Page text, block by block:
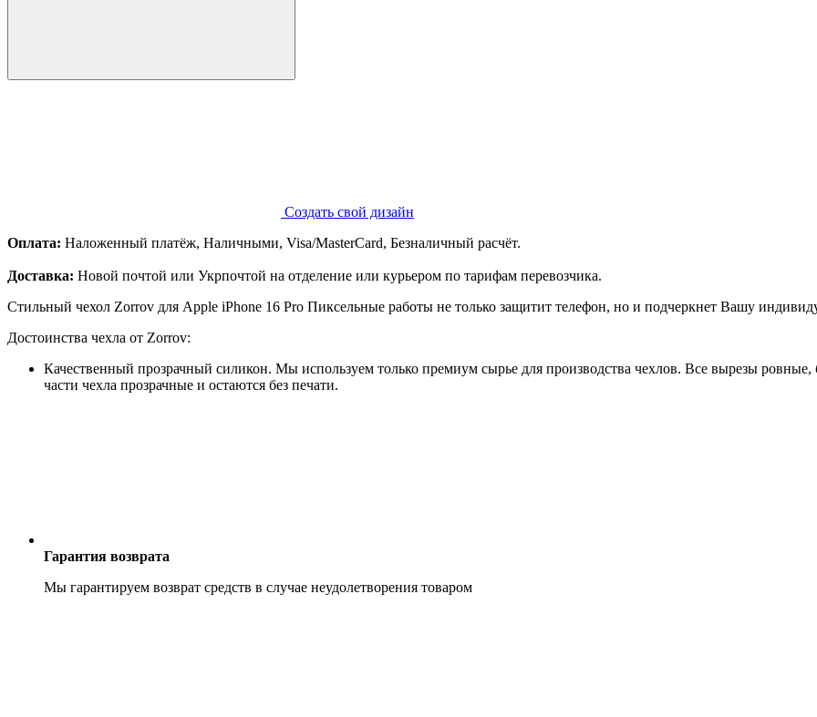
Создать свой дизайн
Оплата: Наложенный платёж, Наличными, Visa/MasterCard, Безналичный расчёт.
Доставка: Новой почтой или Укрпочтой на отделение или курьером по тарифам перевозчика.
Стильный чехол Zorrov для Apple iPhone 16 Pro Пиксельные работы не только защитит телефон, но и подчеркнет Вашу
Достоинства чехла от Zorrov:
Качественный прозрачный силикон. Мы используем только премиум сырье для производства чехлов. Все вырезы ровные,
части чехла прозрачные и остаются без печати.
Гарантия возврата
Мы гарантируем возврат средств в случае неудолетворения товаром